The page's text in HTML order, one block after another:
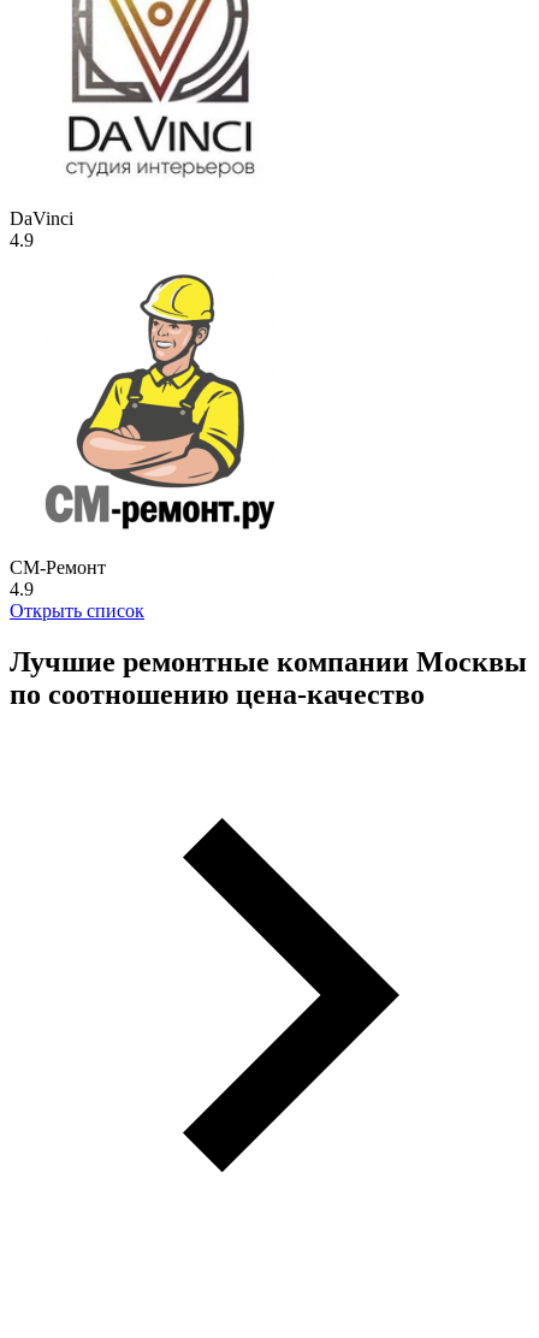
DaVinci
4.9
СМ-Ремонт
4.9
Открыть список
Лучшие ремонтные компании Москвы
по соотношению цена-качество